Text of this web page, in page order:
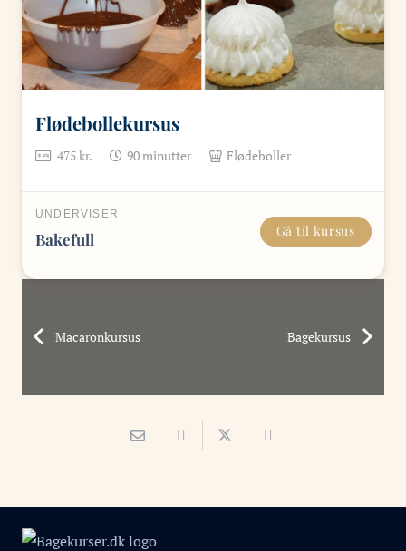
Flødebollekursus
475kr. 90minutter Flødeboller
UNDERVISER
Bakefull Gå til kursus
Macaronkursus Bagekursus